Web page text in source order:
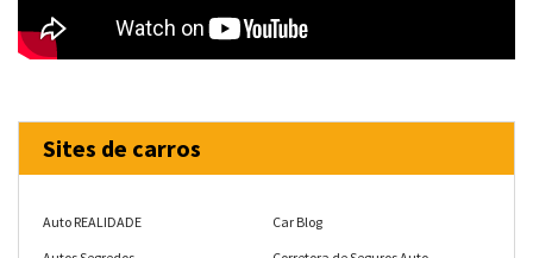
Sites de carros
Auto REALIDADE
Car Blog